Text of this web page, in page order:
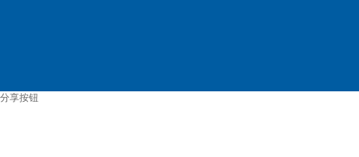
分享按钮